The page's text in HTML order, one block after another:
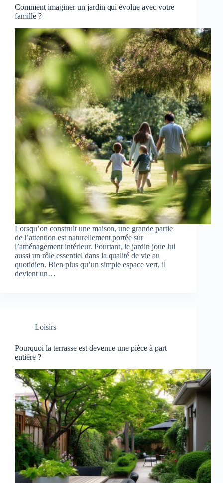
Comment imaginer un jardin qui évolue avec votre
famille ?
Lorsqu’on construit une maison, une grande partie
de l’attention est naturellement portée sur
l’aménagement intérieur. Pourtant, le jardin joue lui
aussi un rôle essentiel dans la qualité de vie au
quotidien. Bien plus qu’un simple espace vert, il
devient un…
Loisirs
Pourquoi la terrasse est devenue une pièce à part
entière ?